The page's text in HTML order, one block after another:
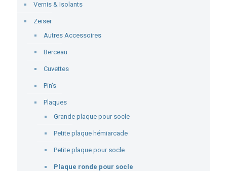
Vernis & Isolants
Zeiser
Autres Accessoires
Berceau
Cuvettes
Pin's
Plaques
Grande plaque pour socle
Petite plaque hémiarcade
Petite plaque pour socle
Plaque ronde pour socle